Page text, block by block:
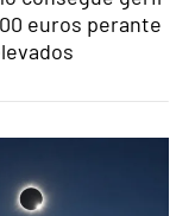
euros perante